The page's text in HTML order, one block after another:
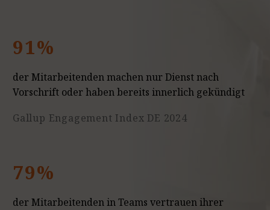
91%
der Mitarbeitenden machen nur Dienst nach
Vorschrift oder haben bereits innerlich gekündigt
Gallup Engagement Index DE 2024
79%
der Mitarbeitenden in Teams vertrauen ihrer